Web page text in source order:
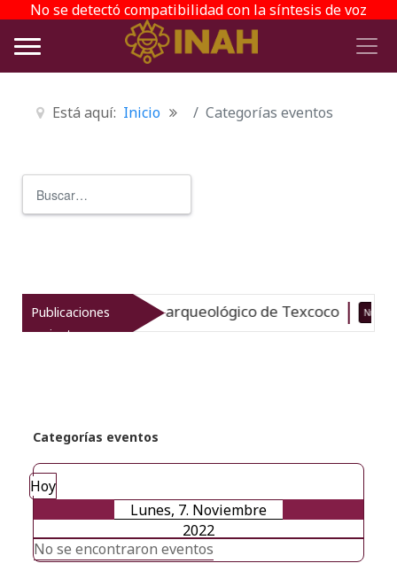
No se detectó compatibilidad con la síntesis de voz
Está aquí: Inicio Categorías eventos
Publicaciones
recientes
el patrimonio arqueológico de Texcoco Nuevo
Categorías eventos
Hoy
Lunes, 7. Noviembre
2022
No se encontraron eventos